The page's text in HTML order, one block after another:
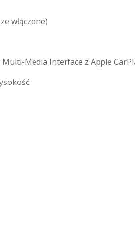
włączone)
Media Interface z Apple